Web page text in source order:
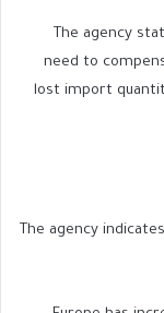
The agency
need to
lost import
The agency